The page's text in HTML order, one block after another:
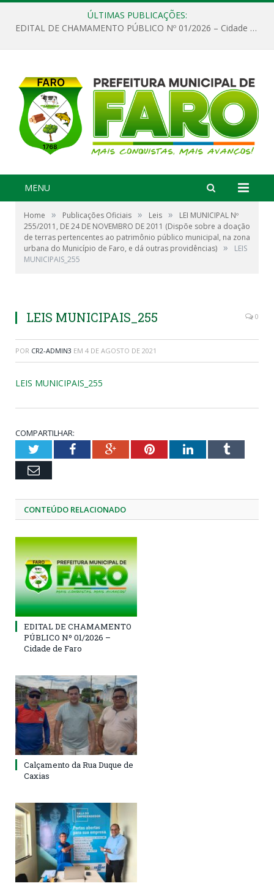
ÚLTIMAS PUBLICAÇÕES:
EDITAL DE CHAMAMENTO PÚBLICO Nº 01/2026 – Cidade de Faro
MENU
Home » Publicações Oficiais » Leis »
LEI MUNICIPAL Nº
255/2011, DE 24 DE NOVEMBRO DE 2011 (Dispõe sobre a doação
de terras pertencentes ao patrimônio público municipal, na zona
urbana do Município de Faro, e dá outras providências) »
LEIS
MUNICIPAIS_255
LEIS MUNICIPAIS_255 0
POR CR2-ADMIN3 EM 4 DE AGOSTO DE 2021
LEIS MUNICIPAIS_255
COMPARTILHAR:
TwitterFacebookGoogle+PinterestLinkedInTumblr
Email
CONTEÚDO RELACIONADO
EDITAL DE CHAMAMENTO
PÚBLICO Nº 01/2026 –
Cidade de Faro
Calçamento da Rua Duque de
Caxias